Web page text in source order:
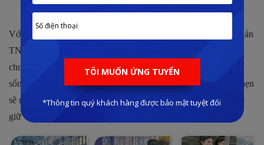
Với nguồn cảm hứng từ những đại đô thị đẳng cấp quốc tế, dự án
TNR Star Center Cao Bằng sẽ được chủ đầu tư xây dựng một
chuỗi tiện ích nội khu đẳng cấp, đáp ứng được những nhu cầu
sống phát sinh trong cuộc sống thường ngày của dân cư. Hứa hẹn
sẽ mang đến cho cư dân một cuộc sống chất lượng, giá trị được
giữ vững theo thời gian.